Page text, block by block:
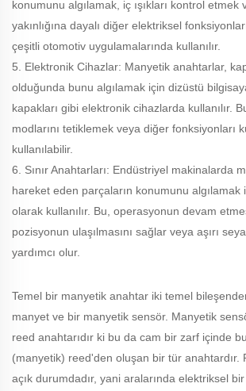
konumunu algılamak, iç ışıkları kontrol
yakınlığına dayalı diğer elektriksel
çeşitli otomotiv uygulamalarında kullanılır.
5. Elektronik Cihazlar: Manyetik anahtarlar,
olduğunda bunu algılamak için dizüstü
kapakları gibi elektronik cihazlarda kullanılır.
modlarını tetiklemek veya diğer fonksiyonları
kullanılabilir.
6. Sınır Anahtarları: Endüstriyel makinalarda
hareket eden parçaların konumunu algılamak
olarak kullanılır. Bu, operasyonun devam
pozisyonun ulaşılmasını sağlar veya aşırı
yardımcı olur.
Temel bir manyetik anahtar iki temel
manyet ve bir manyetik sensör. Manyetik
reed anahtarıdır ki bu da cam bir zarf içinde
(manyetik) reed'den oluşan bir tür anahtardır.
açık durumdadır, yani aralarında elektriksel